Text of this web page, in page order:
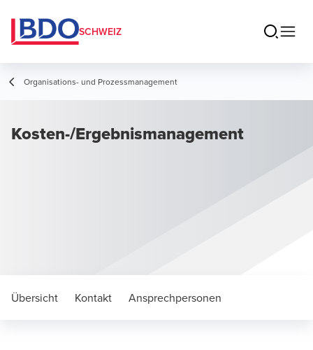
SCHWEIZ
Organisations- und Prozessmanagement
Kosten-/Ergebnismanagement
Übersicht Kontakt Ansprechpersonen